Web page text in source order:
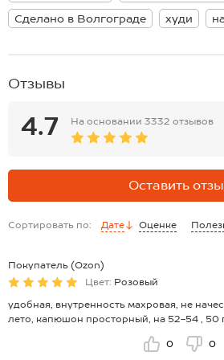
Размер 52: длина:68 см; ширина:68 см;
см; длина рукава внутренняя:57 см
Сделано в Волгограде
худи
Отзывы
4.7 На основании 3332 отзывов
Оставить
Сортировать по: Дате Оценке
Покупатель (Ozon)
Цвет: Розовый
удобная, внутренность махровая, не
лето, капюшон просторный, на 52-54 , 50
0 0